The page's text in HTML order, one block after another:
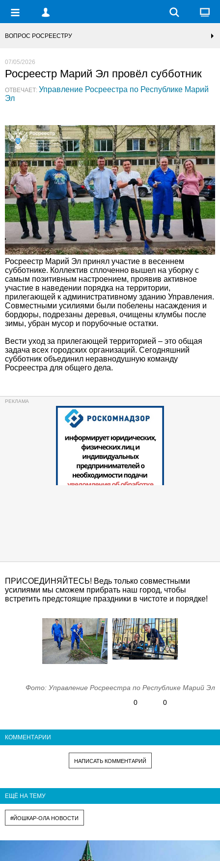
ВОПРОС РОСРЕЕСТРУ
07/05/2026
Росреестр Марий Эл провёл субботник
ОТВЕЧАЕТ: Управление Росреестра по Республике Марий
Эл
Росреестр Марий Эл принял участие в весеннем
субботнике. Коллектив сплоченно вышел на уборку с
самым позитивным настроением, проявив активное
участие в наведении порядка на территории,
прилегающей к административному зданию Управления.
Совместными усилиями были побелены насаждения и
бордюры, подрезаны деревья, очищены клумбы после
зимы, убран мусор и порубочные остатки.
Вести уход за прилегающей территорией – это общая
задача всех городских организаций. Сегодняшний
субботник объединил неравнодушную команду
Росреестра для общего дела.
ПРИСОЕДИНЯЙТЕСЬ! Ведь только совместными
усилиями мы сможем прибрать наш город, чтобы
встретить предстоящие праздники в чистоте и порядке!
Фото: Управление Росреестра по Республике Марий Эл
0
0
КОММЕНТАРИИ
НАПИСАТЬ КОММЕНТАРИЙ
ЕЩЁ НА ТЕМУ
#ЙОШКАР-ОЛА НОВОСТИ